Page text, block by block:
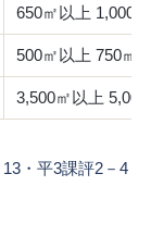
650㎡以上 1,000
500㎡以上 750㎡
3,500㎡以上
・平3課評2－4